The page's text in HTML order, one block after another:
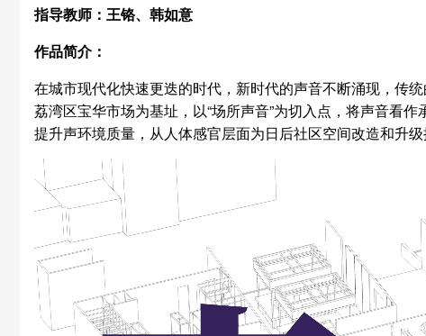
指导教师：王铬、韩如意
作品简介：
在城市现代化快速更迭的时代，新时代的声音不断涌现，传
荔湾区宝华市场为基址，以“场所声音”为切入点，将声音看
提升声环境质量，从人体感官层面为日后社区空间改造和升级
视
频
播
器